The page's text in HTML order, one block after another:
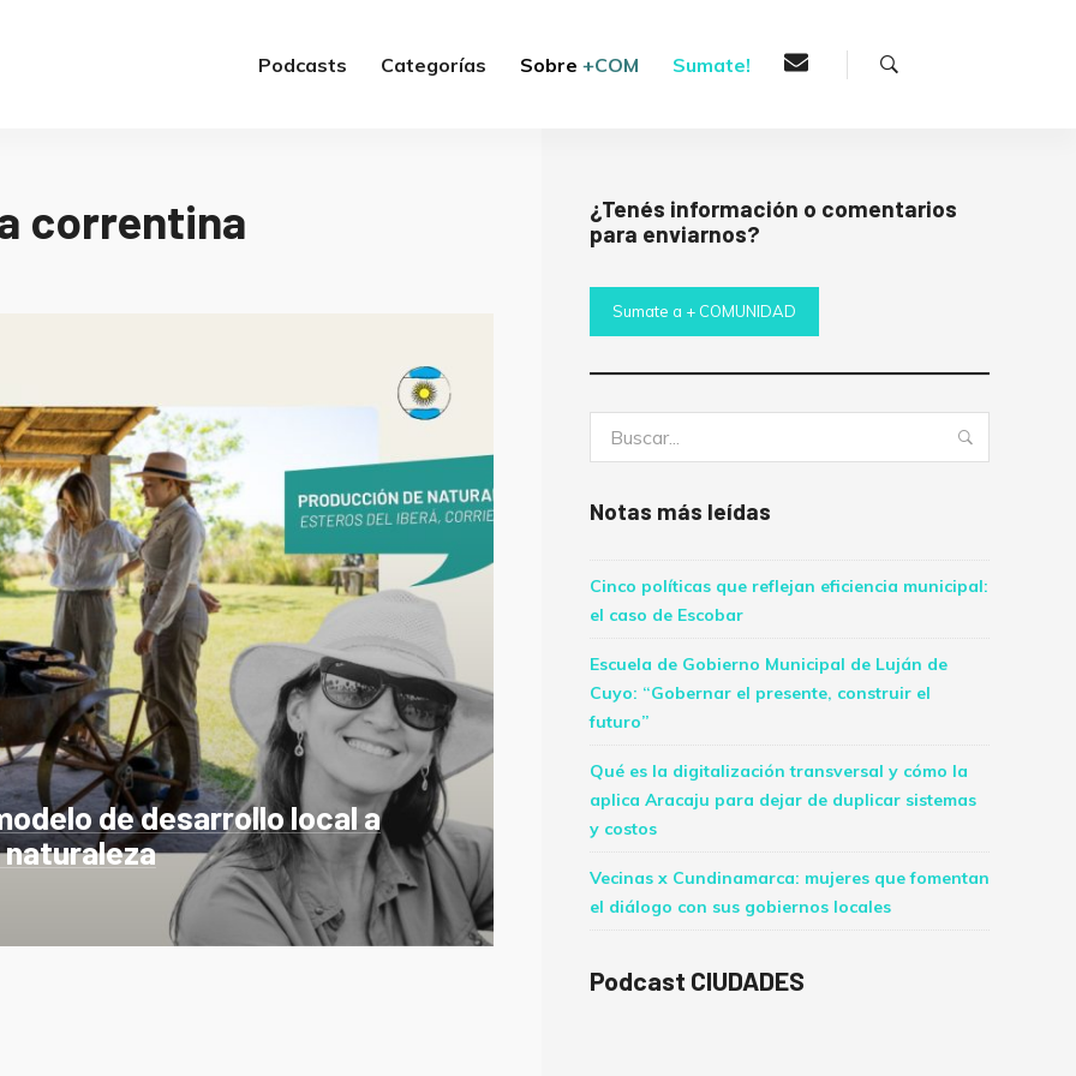
Podcasts Categorías Sobre+COM Sumate!
correntina
de desarrollo local a
¿Tenés información o comentarios
para enviarnos?
Sumate a + COMUNIDAD
Notas más leídas
Cinco políticas que reflejan eficiencia municipal:
el caso de Escobar
Escuela de Gobierno Municipal de Luján de
Cuyo: “Gobernar el presente, construir el
futuro”
Qué es la digitalización transversal y cómo la
aplica Aracaju para dejar de duplicar sistemas
y costos
Vecinas x Cundinamarca: mujeres que fomentan
el diálogo con sus gobiernos locales
Podcast CIUDADES